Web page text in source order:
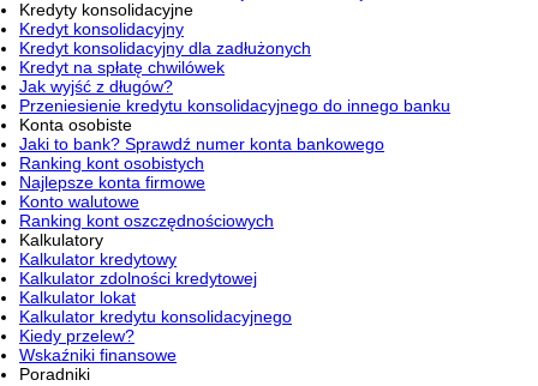
Kredyty konsolidacyjne
Kredyt konsolidacyjny
Kredyt konsolidacyjny dla zadłużonych
Kredyt na spłatę chwilówek
Jak wyjść z długów?
Przeniesienie kredytu konsolidacyjnego do innego banku
Konta osobiste
Jaki to bank? Sprawdź numer konta bankowego
Ranking kont osobistych
Najlepsze konta firmowe
Konto walutowe
Ranking kont oszczędnościowych
Kalkulatory
Kalkulator kredytowy
Kalkulator zdolności kredytowej
Kalkulator lokat
Kalkulator kredytu konsolidacyjnego
Kiedy przelew?
Wskaźniki finansowe
Poradniki